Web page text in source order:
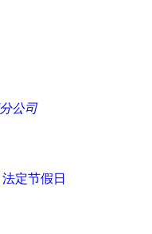
公司
法定节假日